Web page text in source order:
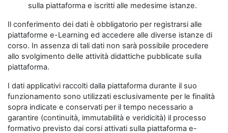
sulla piattaforma e iscritti alle medesime istanze.
Il conferimento dei dati è obbligatorio per registrarsi alle
piattaforme e-Learning ed accedere alle diverse istanze di
corso. In assenza di tali dati non sarà possibile procedere
allo svolgimento delle attività didattiche pubblicate sulla
piattaforma.
I dati applicativi raccolti dalla piattaforma durante il suo
funzionamento sono utilizzati esclusivamente per le finalità
sopra indicate e conservati per il tempo necessario a
garantire (continuità, immutabilità e veridicità) il processo
formativo previsto dai corsi attivati sulla piattaforma e-